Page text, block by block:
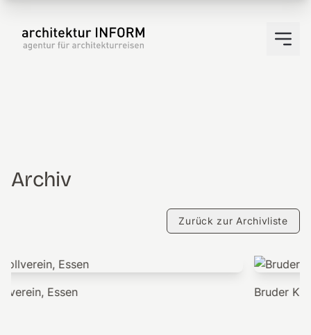
Archiv
Zurück zur Archivliste